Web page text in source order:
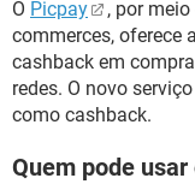
O Picpay
, por
commerces, oferece
cashback em
redes. O novo
como cashback.
Quem pode